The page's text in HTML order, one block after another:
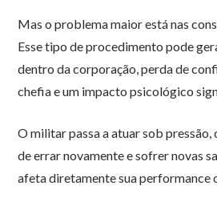
Mas o problema maior está nas
Esse tipo de procedimento pode
dentro da corporação, perda de
chefia e um impacto psicológico
O militar passa a atuar sob
de errar novamente e sofrer novas
afeta diretamente sua performance